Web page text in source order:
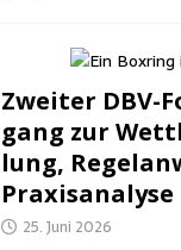
Zwei­ter
gang zur
lung,
Praxisanalyse
25. Juni 2026